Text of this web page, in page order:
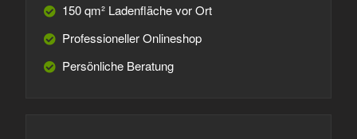
150 qm² Ladenfläche vor Ort
Professioneller Onlineshop
Persönliche Beratung